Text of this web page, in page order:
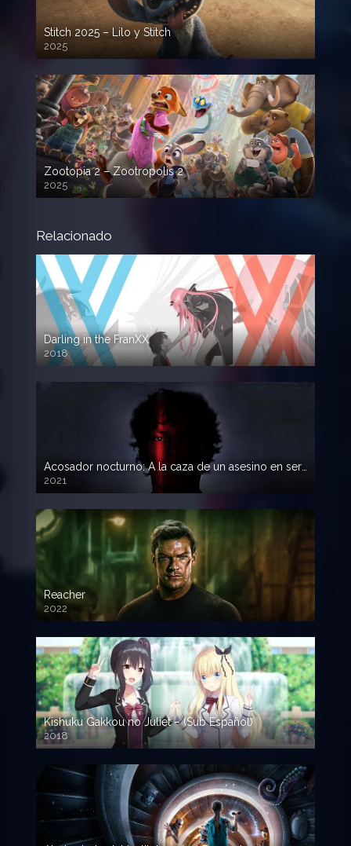
Stitch 2025 – Lilo y Stitch
2025
720p HD
Zootopia 2 – Zootropolis 2
2025
720p HD
Relacionado
Darling in the FranXX
2018
Acosador nocturno: A la caza de un asesino en serie
2021
Reacher
2022
Kishuku Gakkou no Juliet – (Sub Español)
2018